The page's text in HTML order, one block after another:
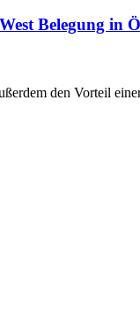
Belegung in
den Vorteil